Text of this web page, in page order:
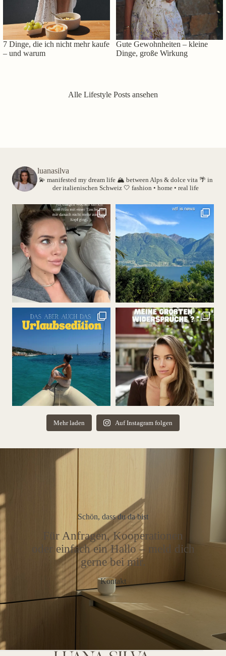
7 Dinge, die ich nicht mehr kaufe
– und warum
Gute Gewohnheiten – kleine
Dinge, große Wirkung
Alle Lifestyle Posts ansehen
luanasilva
💫 manifested my dream life 🏔️ between Alps & dolce vita 🌴 in
der italienischen Schweiz 🤍 fashion • home • real life
Mehr laden Auf Instagram folgen
Schön, dass du da bist
Für Anfragen, Kooperationen
oder einfach ein Hallo – meld dich
gerne bei mir.
Kontakt